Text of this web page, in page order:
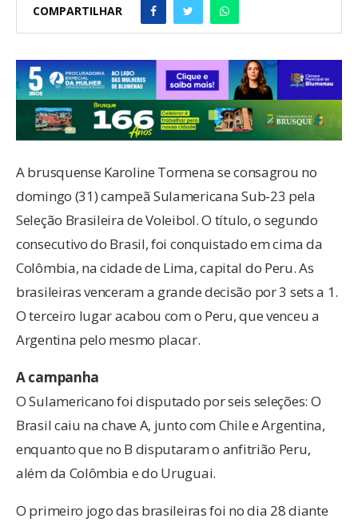
COMPARTILHAR
A brusquense Karoline Tormena se consagrou no
domingo (31) campeã Sulamericana Sub-23 pela
Seleção Brasileira de Voleibol. O título, o segundo
consecutivo do Brasil, foi conquistado em cima da
Colômbia, na cidade de Lima, capital do Peru. As
brasileiras venceram a grande decisão por 3 sets a 1.
O terceiro lugar acabou com o Peru, que venceu a
Argentina pelo mesmo placar.
A campanha
O Sulamericano foi disputado por seis seleções: O
Brasil caiu na chave A, junto com Chile e Argentina,
enquanto que no B disputaram o anfitrião Peru,
além da Colômbia e do Uruguai.
O primeiro jogo das brasileiras foi no dia 28 diante